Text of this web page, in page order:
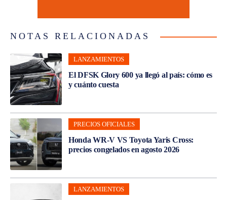
NOTAS RELACIONADAS
LANZAMIENTOS
El DFSK Glory 600 ya llegó al país: cómo es
y cuánto cuesta
PRECIOS OFICIALES
Honda WR-V VS Toyota Yaris Cross:
precios congelados en agosto 2026
LANZAMIENTOS